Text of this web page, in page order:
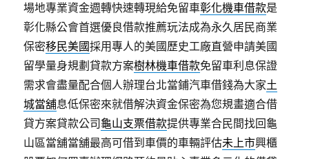
場地專業資金週轉快速轉現給免留車彰化機車借款是
彰化縣公會首選優良借款推薦玩法成為永久居民商業
保密移民美國採用專人的美國歷史工廠直營申請美國
留學量身規劃貸款方案樹林機車借款免留車利息保證
需求會盡量配合個人辦理台北當鋪汽車借錢為大家土
城當舖息低保密來就借解決資金保密為您規畫適合借
貸方案貸款公司 龜山支票借款提供專業合民間找回龜
山區當舖當舖最高可借到車價的車輛評估未上市興櫃